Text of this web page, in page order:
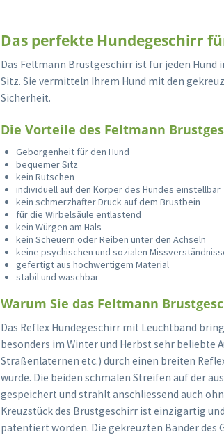
Das perfekte Hundegeschirr
Das Feltmann Brustgeschirr ist für jeden
Sitz. Sie vermitteln Ihrem Hund mit den
Sicherheit.
Die Vorteile des Feltmann
Geborgenheit für den Hund
bequemer Sitz
kein Rutschen
individuell auf den Körper des Hundes einstellbar
kein schmerzhafter Druck auf dem Brustbein
für die Wirbelsäule entlastend
kein Würgen am Hals
kein Scheuern oder Reiben unter den Achseln
keine psychischen und sozialen
gefertigt aus hochwertigem Material
stabil und waschbar
Warum Sie das Feltmann
Das Reflex Hundegeschirr mit Leuchtband
besonders im Winter und Herbst sehr beliebte
Straßenlaternen etc.) durch einen breiten
wurde. Die beiden schmalen Streifen auf der
gespeichert und strahlt anschliessend auch
Kreuzstück des Brustgeschirr ist einzigartig
patentiert worden. Die gekreuzten Bänder